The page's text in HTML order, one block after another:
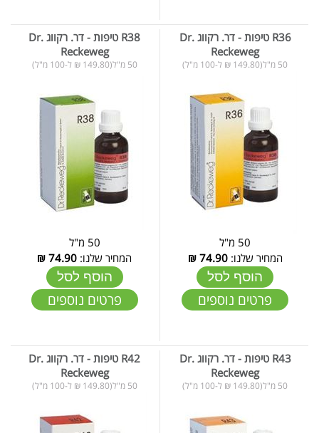
R36 טיפות - דר. רקווג Dr.
Reckeweg
50 מ"ל(149.80 ₪ ל-100 מ"ל)
50 מ"ל
המחיר שלנו:74.90
₪
הוסף לסל
פרטים נוספים
R38 טיפות - דר. רקווג Dr.
Reckeweg
50 מ"ל(149.80 ₪ ל-100 מ"ל)
50 מ"ל
המחיר שלנו: 74.90
₪
הוסף לסל
פרטים נוספים
R43 טיפות - דר. רקווג Dr.
Reckeweg
50 מ"ל(149.80 ₪ ל-100 מ"ל)
R42 טיפות - דר. רקווג Dr.
Reckeweg
50 מ"ל(149.80 ₪ ל-100 מ"ל)